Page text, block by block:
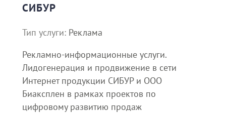
СИБУР
Тип услуги: Реклама
Рекламно-информационные услуги.
Лидогенерация и продвижение в сети
Интернет продукции СИБУР и ООО
Биаксплен в рамках проектов по
цифровому развитию продаж